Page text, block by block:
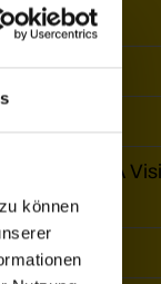
können
WAREMA